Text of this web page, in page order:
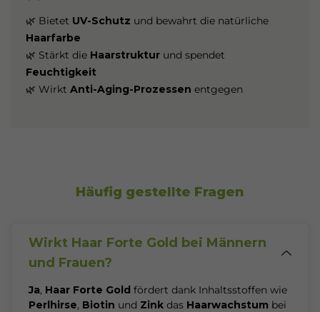
🌿 Bietet UV-Schutz und bewahrt die natürliche
Haarfarbe
🌿 Stärkt die Haarstrukturund spendet
Feuchtigkeit
🌿 Wirkt Anti-Aging-Prozessen entgegen
Häufig gestellte Fragen
Wirkt Haar Forte Gold bei Männern
und Frauen?
Ja, Haar Forte Gold fördert dank Inhaltsstoffen wie
Perlhirse, Biotin und Zink das Haarwachstum bei